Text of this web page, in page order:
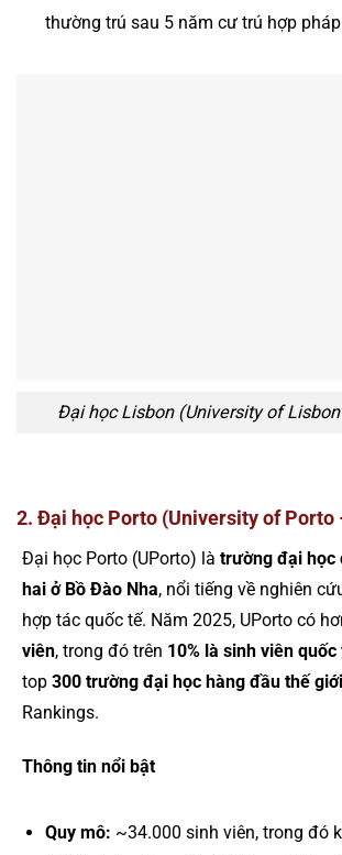
thường trú sau 5 năm cư trú hợp
Đại học Lisbon (University of
2. Đại học Porto (University of Porto
Đại học Porto (UPorto) là trường đại học
hai ở Bồ Đào Nha, nổi tiếng về nghiên
hợp tác quốc tế. Năm 2025, UPorto có
viên, trong đó trên 10% là sinh viên quốc
top 300 trường đại học hàng đầu thế giới
Rankings.
Thông tin nổi bật
Quy mô: ~34.000 sinh viên, trong đó